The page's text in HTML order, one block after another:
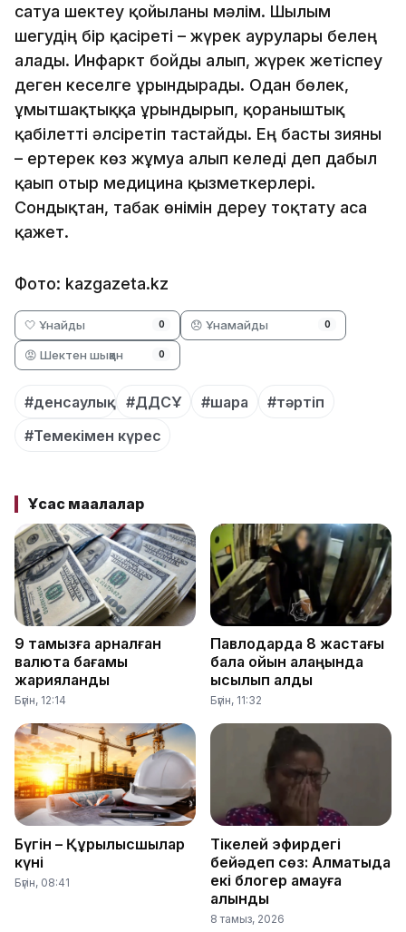
сатуға шектеу қойылғаны мәлім. Шылым
шегудің бір қасіреті – жүрек аурулары белең
алады. Инфаркт бойды алып, жүрек жетіспеу
деген кеселге ұрындырады. Одан бөлек,
ұмытшақтыққа ұрындырып, қорғаныштық
қабілетті әлсіретіп тастайды. Ең басты зияны
– ертерек көз жұмуға алып келеді деп дабыл
қағып отыр медицина қызметкерлері.
Сондықтан, табак өнімін дереу тоқтату аса
қажет.
Фото: kazgazeta.kz
🤍 Ұнайды 0 😞 Ұнамайды 0
😡 Шектен шыққан 0
#денсаулық #ДДСҰ #шара
#тәртіп
#Темекімен күрес
Ұқсас мақалалар
9 тамызға арналған
валюта бағамы
жарияланды
Бүгін, 12:14
Павлодарда 8 жастағы
бала ойын алаңында
қысылып қалды
Бүгін, 11:32
Бүгін – Құрылысшылар
күні
Бүгін, 08:41
Тікелей эфирдегі
бейәдеп сөз: Алматыда
екі блогер қамауға
алынды
8 тамыз, 2026